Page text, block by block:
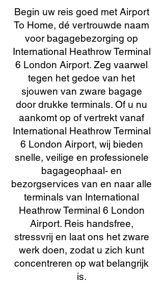
Begin uw reis goed met Airport
To Home, dé vertrouwde naam
voor bagagebezorging op
International Heathrow Terminal
6 London Airport. Zeg vaarwel
tegen het gedoe van het
sjouwen van zware bagage
door drukke terminals. Of u nu
aankomt op of vertrekt vanaf
International Heathrow Terminal
6 London Airport, wij bieden
snelle, veilige en professionele
bagageophaal- en
bezorgservices van en naar alle
terminals van International
Heathrow Terminal 6 London
Airport. Reis handsfree,
stressvrij en laat ons het zware
werk doen, zodat u zich kunt
concentreren op wat belangrijk
is.